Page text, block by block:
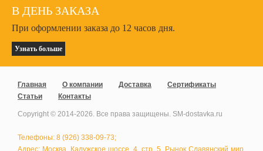
В ДЕНЬ ЗАКАЗА
При оформлении заказа до 12 часов дня.
Узнать больше
Главная О компании Доставка
Сертификаты
Статьи
Контакты
Copyright © 2014-2026. Все права защищены. SM-dostavka.ru
Телефоны: 8 (926) 338-09-73;
Адрес: Москва, Калужское шоссе, 4, стр. 5, Рынок Славянский мир,